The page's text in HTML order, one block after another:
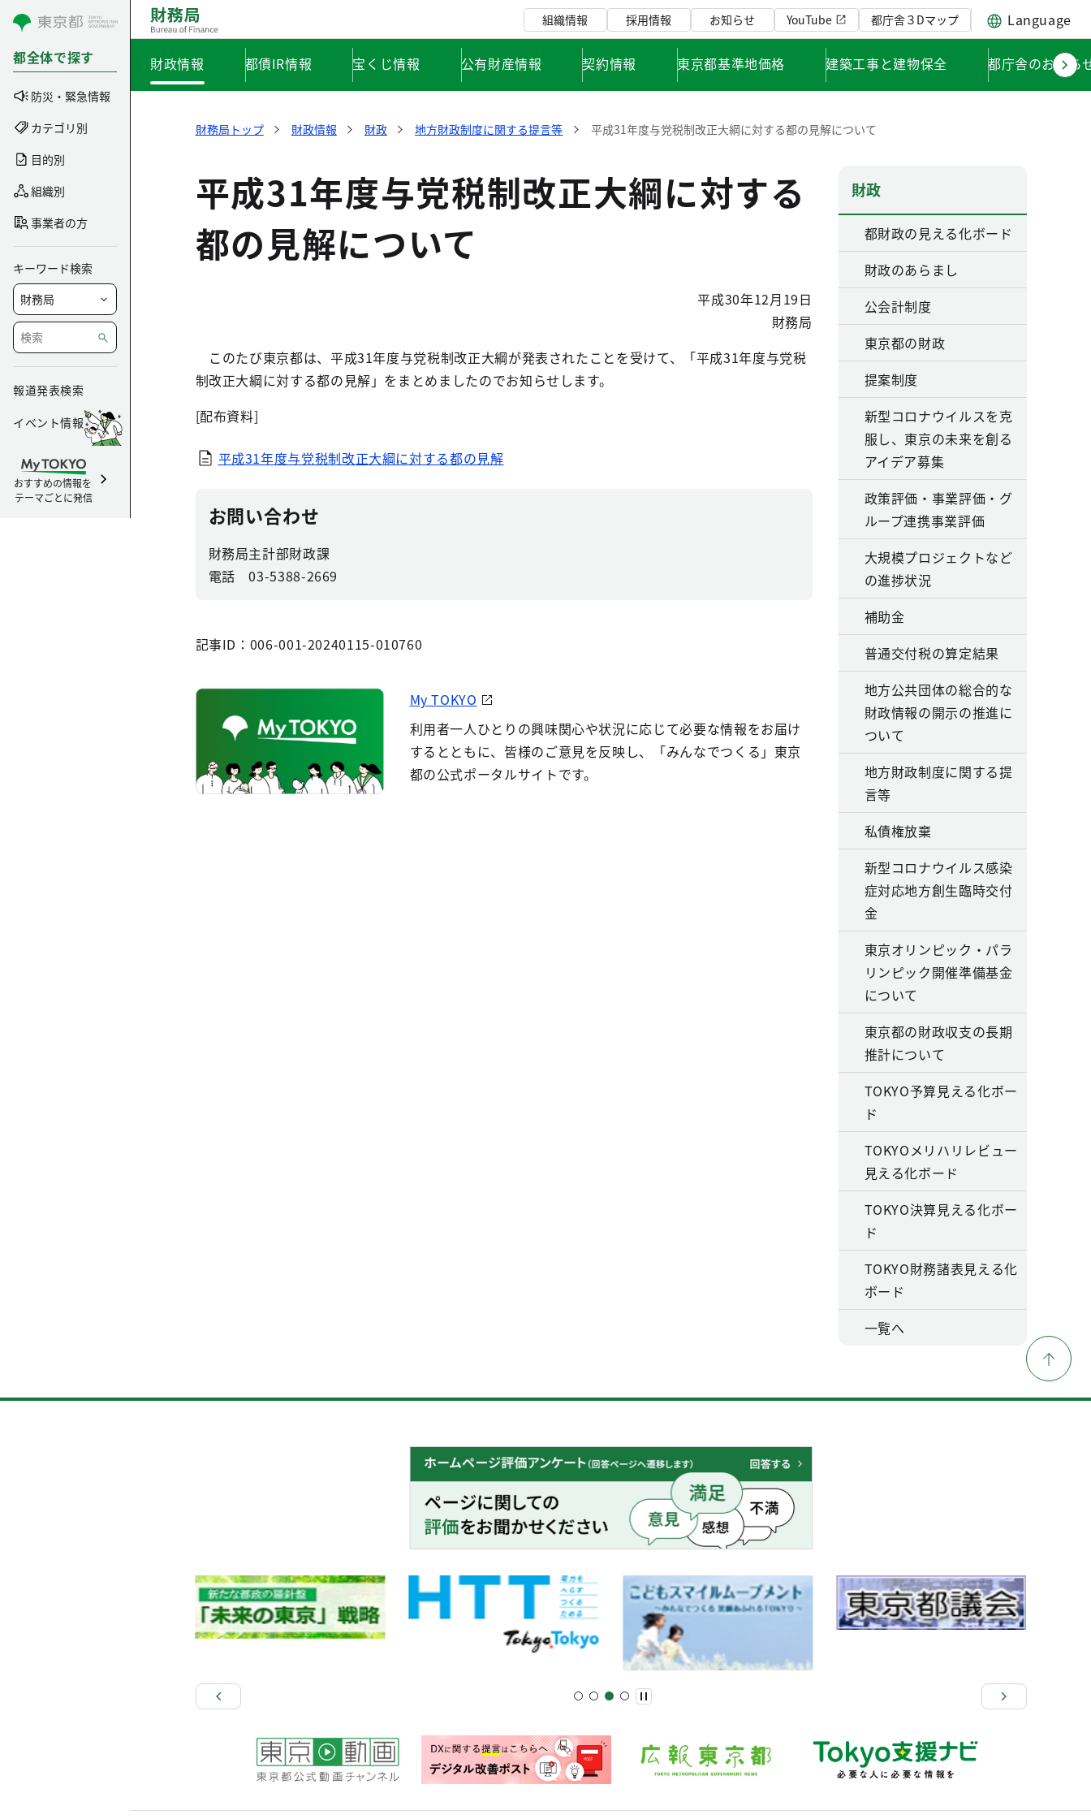
コンテンツにスキップ
都全体で探す
防災・緊急情報
カテゴリ別
目的別
組織別
事業者の方
キーワード検索
報道発表検索
イベント情報
おすすめの情報を
テーマごとに発信
組織情報 採用情報 お知らせ YouTube 都庁舎３Dマップ Language
財政情報 都債IR情報 宝くじ情報 公有財産情報 契約情報 東京都基準地価格 建築工事と建物保全 都庁舎のお知ら
財務局トップ 財政情報 財政 地方財政制度に関する提言等 平成31年度与党税制改正大綱に対する都の見解について
平成31年度与党税制改正大綱に対する
都の見解について
平成30年12月19日
財務局
このたび東京都は、平成31年度与党税制改正大綱が発表されたことを受けて、「平成31年度与党税
制改正大綱に対する都の見解」をまとめましたのでお知らせします。
[配布資料]
平成31年度与党税制改正大綱に対する都の見解
お問い合わせ
財務局主計部財政課
電話 03-5388-2669
記事ID：006-001-20240115-010760
My TOKYO
利用者一人ひとりの興味関心や状況に応じて必要な情報をお届け
するとともに、皆様のご意見を反映し、「みんなでつくる」東京
都の公式ポータルサイトです。
財政
都財政の見える化ボード
財政のあらまし
公会計制度
東京都の財政
提案制度
新型コロナウイルスを克
服し、東京の未来を創る
アイデア募集
政策評価・事業評価・グ
ループ連携事業評価
大規模プロジェクトなど
の進捗状況
補助金
普通交付税の算定結果
地方公共団体の総合的な
財政情報の開示の推進に
ついて
地方財政制度に関する提
言等
私債権放棄
新型コロナウイルス感染
症対応地方創生臨時交付
金
東京オリンピック・パラ
リンピック開催準備基金
について
東京都の財政収支の長期
推計について
TOKYO予算見える化ボー
ド
TOKYOメリハリレビュー
見える化ボード
TOKYO決算見える化ボー
ド
TOKYO財務諸表見える化
ボード
一覧へ